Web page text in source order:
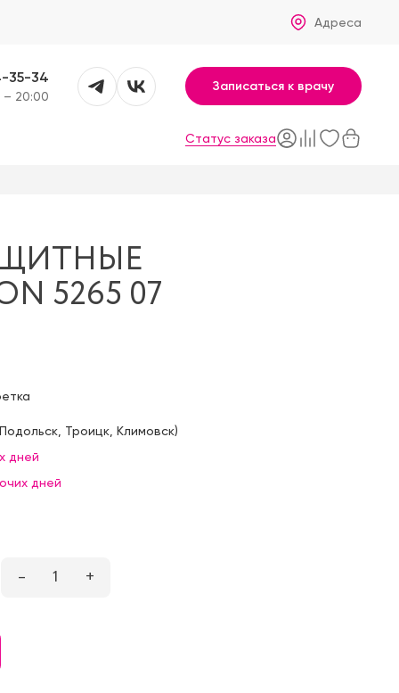
Адреса
35-34
20:00
Записаться к врачу
Статус заказа
5265 07
Подольск, Троицк, Климовск)
дней
дней
– 1 +